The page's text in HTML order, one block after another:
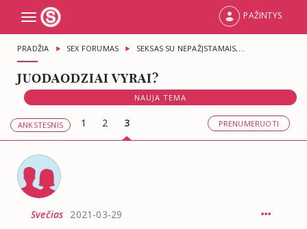
Toggle
navigation
PAŽINTYS
PRADŽIA SEX FORUMAS SEKSAS SU NEPAŽĮSTAMAIS,...
JUODAODZIAI VYRAI?
NAUJA TEMA
ANKSTESNIS 1 2 3 PRENUMERUOTI
Svečias 2021-03-29